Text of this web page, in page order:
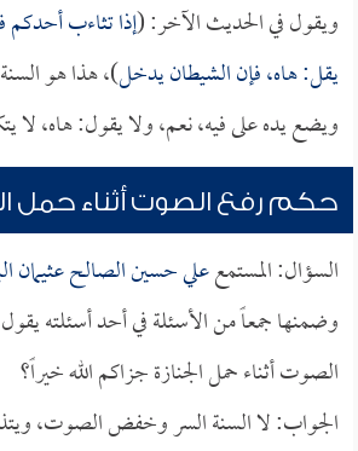
ويقول في الحديث الآخر: (إذا تثاءب أحدكم
يقل: هاه، فإن الشيطان يدخل)، هذا هو
ويضع يده على فيه، نعم، ولا يقول: هاه،
حكم رفع الصوت أثناء حمل
السؤال: المستمععلي حسين الصالح عثيمان
وضمنها جمعاً من الأسئلة في أحد أسئلته
الصوت أثناء حمل الجنازة جزاكم الله خيراً؟
الجواب: لا السنة السر وخفض الصوت،